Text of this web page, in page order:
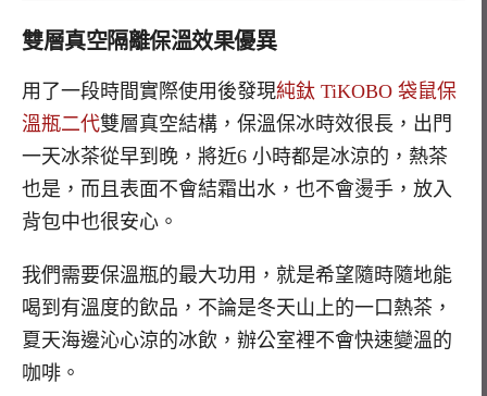
雙層真空隔離保溫效果優異
用了一段時間實際使用後發現純鈦 TiKOBO 袋鼠保
溫瓶二代雙層真空結構， 保溫保冰時效很長，出門
一天冰茶從早到晚，將近6 小時都是冰涼的，熱茶
也是，而且表面不會結霜出水，也不會燙手，放入
背包中也很安心。
我們需要保溫瓶的最大功用，就是希望隨時隨地能
喝到有溫度的飲品，不論是冬天山上的一口熱茶，
夏天海邊沁心涼的冰飲，辦公室裡不會快速變溫的
咖啡。